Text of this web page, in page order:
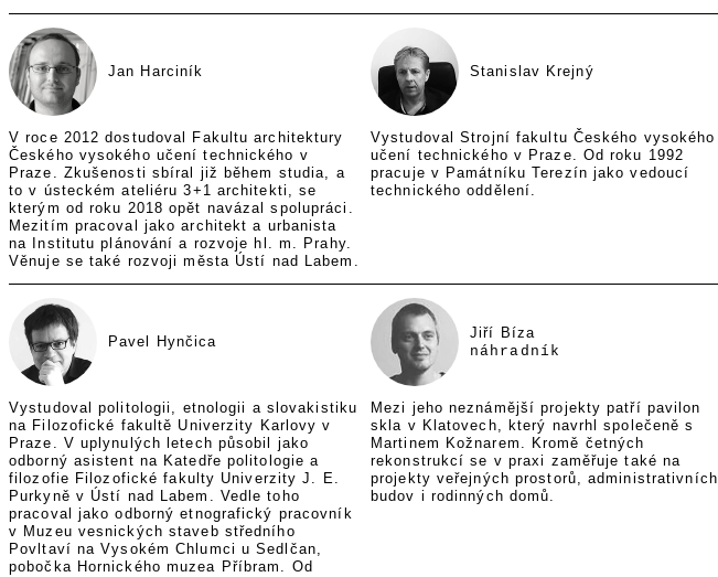
Jan Harciník
V roce 2012 dostudoval Fakultu architektury
Českého vysokého učení technického v
Praze. Zkušenosti sbíral již během studia, a
to v ústeckém ateliéru 3+1 architekti, se
kterým od roku 2018 opět navázal spolupráci.
Mezitím pracoval jako architekt a urbanista
na Institutu plánování a rozvoje hl. m. Prahy.
Věnuje se také rozvoji města Ústí nad Labem.
Stanislav Krejný
Vystudoval Strojní fakultu Českého vysokého
učení technického v Praze. Od roku 1992
pracuje v Památníku Terezín jako vedoucí
technického oddělení.
Pavel Hynčica
Vystudoval politologii, etnologii a slovakistiku
na Filozofické fakultě Univerzity Karlovy v
Praze. V uplynulých letech působil jako
odborný asistent na Katedře politologie a
filozofie Filozofické fakulty Univerzity J. E.
Purkyně v Ústí nad Labem. Vedle toho
pracoval jako odborný etnografický pracovník
v Muzeu vesnických staveb středního
Povltaví na Vysokém Chlumci u Sedlčan,
pobočka Hornického muzea Příbram. Od
Jiří Bíza
náhradník
Mezi jeho neznámější projekty patří pavilon
skla v Klatovech, který navrhl společeně s
Martinem Kožnarem. Kromě četných
rekonstrukcí se v praxi zaměřuje také na
projekty veřejných prostorů, administrativních
budov i rodinných domů.